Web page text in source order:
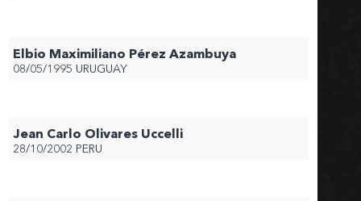
Elbio Maximiliano Pérez Azambuya
08/05/1995 URUGUAY
Jean Carlo Olivares Uccelli
28/10/2002 PERU